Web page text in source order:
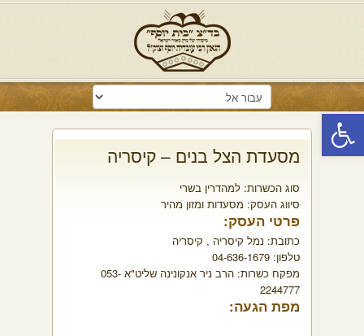
פתח סרגל נגישות
מסעדת הצל בנים – קיסריה
סוג הכשרות: למהדרין בשרי
סיווג העסק: מסעדות ומזון מהיר
פרטי העסק:
כתובת: נמל קיסריה , קיסריה
טלפון: 04-636-1679
מפקח כשרות:
הרב ניר אנקונינה שליט"א 053-
2244777
מפת הגעה: